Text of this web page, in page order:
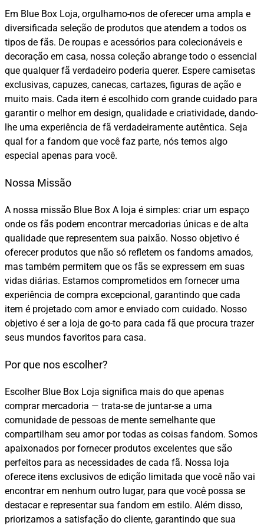
Em Blue Box Loja, orgulhamo-nos de oferecer uma ampla e
diversificada seleção de produtos que atendem a todos os
tipos de fãs. De roupas e acessórios para colecionáveis e
decoração em casa, nossa coleção abrange todo o essencial
que qualquer fã verdadeiro poderia querer. Espere camisetas
exclusivas, capuzes, canecas, cartazes, figuras de ação e
muito mais. Cada item é escolhido com grande cuidado para
garantir o melhor em design, qualidade e criatividade, dando-
lhe uma experiência de fã verdadeiramente autêntica. Seja
qual for a fandom que você faz parte, nós temos algo
especial apenas para você.
Nossa Missão
A nossa missão Blue Box A loja é simples: criar um espaço
onde os fãs podem encontrar mercadorias únicas e de alta
qualidade que representem sua paixão. Nosso objetivo é
oferecer produtos que não só refletem os fandoms amados,
mas também permitem que os fãs se expressem em suas
vidas diárias. Estamos comprometidos em fornecer uma
experiência de compra excepcional, garantindo que cada
item é projetado com amor e enviado com cuidado. Nosso
objetivo é ser a loja de go-to para cada fã que procura trazer
seus mundos favoritos para casa.
Por que nos escolher?
Escolher Blue Box Loja significa mais do que apenas
comprar mercadoria — trata-se de juntar-se a uma
comunidade de pessoas de mente semelhante que
compartilham seu amor por todas as coisas fandom. Somos
apaixonados por fornecer produtos excelentes que são
perfeitos para as necessidades de cada fã. Nossa loja
oferece itens exclusivos de edição limitada que você não vai
encontrar em nenhum outro lugar, para que você possa se
destacar e representar sua fandom em estilo. Além disso,
priorizamos a satisfação do cliente, garantindo que sua